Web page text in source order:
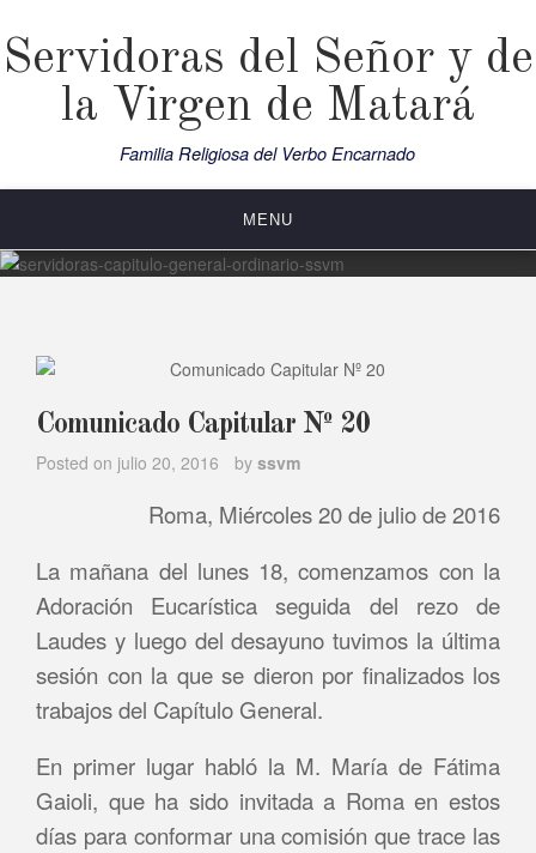
to
content
Servidoras del Señor y de
la Virgen de Matará
Familia Religiosa del Verbo Encarnado
MENU
Comunicado Capitular Nº 20
Posted on julio 20, 2016 by ssvm
Roma, Miércoles 20 de julio de 2016
La mañana del lunes 18, comenzamos con la
Adoración Eucarística seguida del rezo de
Laudes y luego del desayuno tuvimos la última
sesión con la que se dieron por finalizados los
trabajos del Capítulo General.
En primer lugar habló la M. María de Fátima
Gaioli, que ha sido invitada a Roma en estos
días para conformar una comisión que trace las